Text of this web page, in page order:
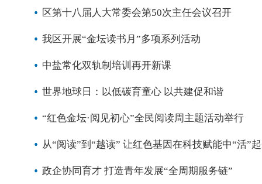
区第十八届人大常委会第50次主任会议召开
我区开展“金坛读书月”多项系列活动
中盐常化双轨制培训再开新课
世界地球日：以低碳育童心 以共建促和谐
“红色金坛·阅见初心”全民阅读周主题活动举行
从“阅读”到“越读” 让红色基因在科技赋能中“活”
政企协同育才 打造青年发展“全周期服务链”